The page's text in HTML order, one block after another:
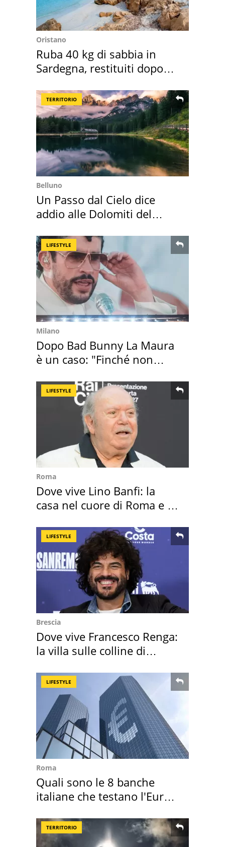
Oristano
Ruba 40 kg di sabbia in
Sardegna, restituiti dopo
TERRITORIO
Belluno
Un Passo dal Cielo dice
addio alle Dolomiti del
LIFESTYLE
Milano
Dopo Bad Bunny La Maura
è un caso: "Finché non
LIFESTYLE
Roma
Dove vive Lino Banfi: la
casa nel cuore di Roma e i
LIFESTYLE
Brescia
Dove vive Francesco Renga:
la villa sulle colline di
LIFESTYLE
Roma
Quali sono le 8 banche
italiane che testano l'Euro
TERRITORIO